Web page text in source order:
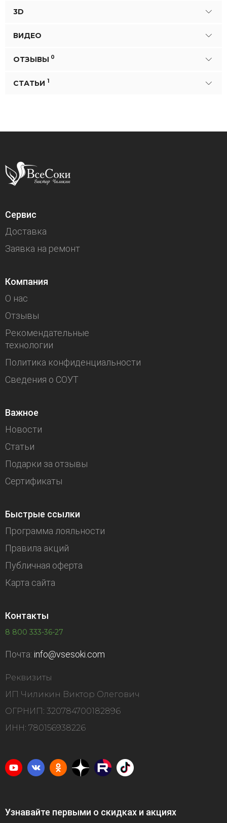
3D
ВИДЕО
ОТЗЫВЫ 0
СТАТЬИ 1
Сервис
Доставка
Заявка на ремонт
Компания
О нас
Отзывы
Рекомендательные
технологии
Политика конфиденциальности
Сведения о СОУТ
Важное
Новости
Статьи
Подарки за отзывы
Сертификаты
Быстрые ссылки
Программа лояльности
Правила акций
Публичная оферта
Карта сайта
Контакты
8 800 333-36-27
Почта: info@vsesoki.com
Реквизиты
ИП Чиликин Виктор Олегович
ОГРНИП: 320784700182896
ИНН: 780156938226
Узнавайте первыми о скидках и акциях